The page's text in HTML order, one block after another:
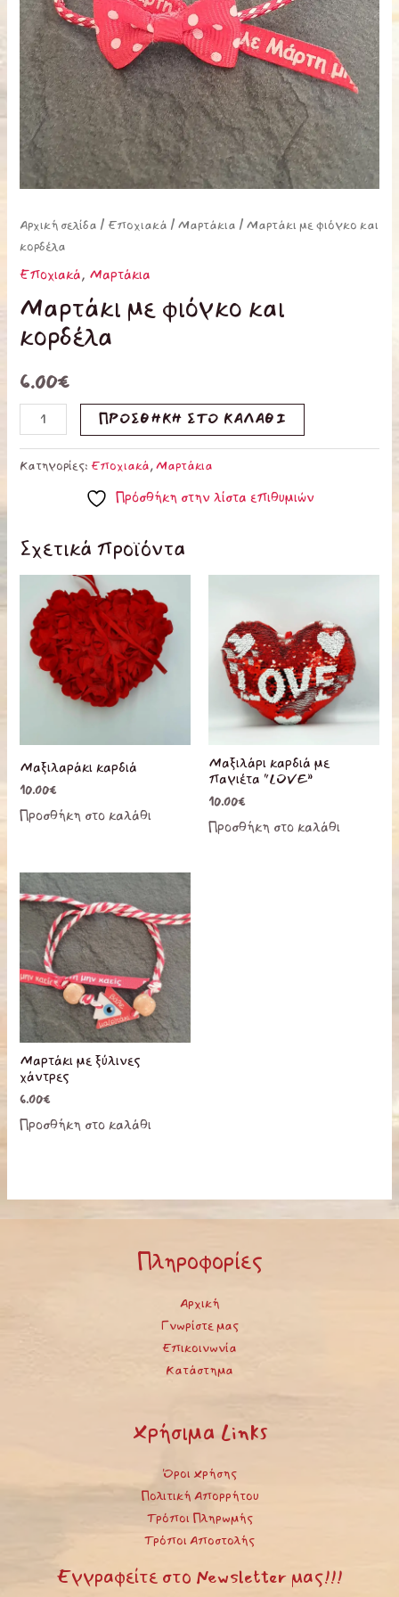
Αρχική σελίδα / Εποχιακά /Μαρτάκια / Μαρτάκι με φιόγκο και
κορδέλα
Εποχιακά, Μαρτάκια
Μαρτάκι με φιόγκο και
κορδέλα
6.00€
ΠΡΟΣΘΉΚΗ ΣΤΟ ΚΑΛΆΘΙ
Κατηγορίες:Εποχιακά,Μαρτάκια
Πρόσθήκη στην λίστα επιθυμιών
Σχετικά προϊόντα
Μαξιλαράκι καρδιά
10.00€
Προσθήκη στο καλάθι
Μαξιλάρι καρδιά με
παγιέτα “LOVE”
10.00€
Προσθήκη στο καλάθι
Μαρτάκι με ξύλινες
χάντρες
6.00€
Προσθήκη στο καλάθι
Πληροφορίες
Αρχική
Γνωρίστε μας
Επικοινωνία
Κατάστημα
Χρήσιμα Links
Όροι Χρήσης
Πολιτική Απορρήτου
Τρόποι Πληρωμής
Τρόποι Αποστολής
Εγγραφείτε στο Newsletter μας!!!